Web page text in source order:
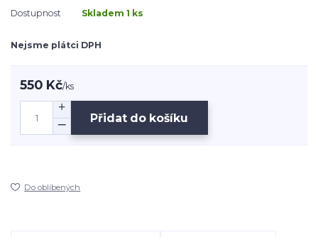
Dostupnost Skladem 1 ks
Nejsme plátci DPH
550 Kč/ks
Přidat do košíku
Do oblíbených